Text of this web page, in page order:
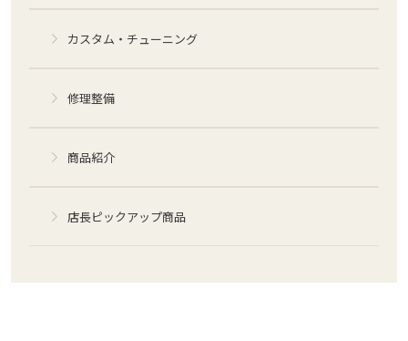
カスタム・チューニング
修理整備
商品紹介
店長ピックアップ商品